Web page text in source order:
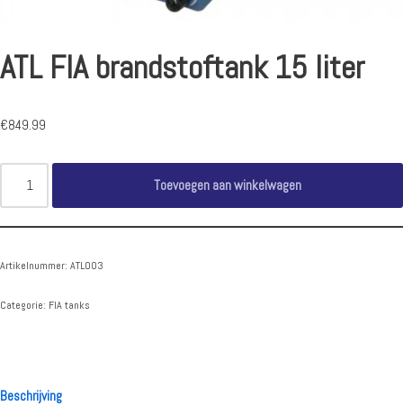
ATL FIA brandstoftank 15 liter
€849.99
Toevoegen aan winkelwagen
Artikelnummer: ATL003
Categorie: FIA tanks
Beschrijving